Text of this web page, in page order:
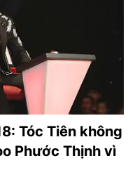
Tóc Tiên không
Phước Thịnh vì